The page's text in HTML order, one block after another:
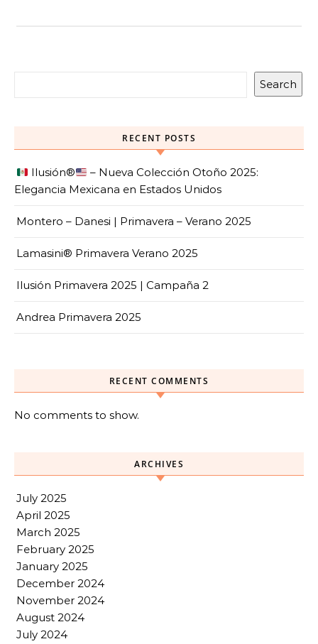
Search
RECENT POSTS
Ilusión®️
– Nueva Colección Otoño 2025:
Elegancia Mexicana en Estados Unidos
Montero – Danesi | Primavera – Verano 2025
Lamasini® Primavera Verano 2025
Ilusión Primavera 2025 | Campaña 2
Andrea Primavera 2025
RECENT COMMENTS
No comments to show.
ARCHIVES
July 2025
April 2025
March 2025
February 2025
January 2025
December 2024
November 2024
August 2024
July 2024